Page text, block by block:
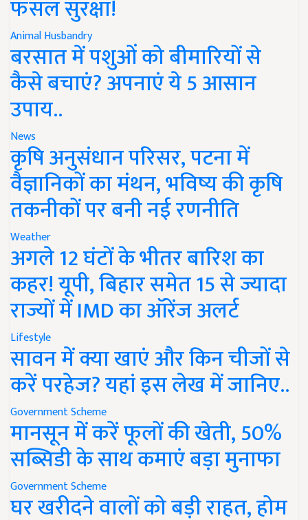
फसल सुरक्षा!
Animal Husbandry
बरसात में पशुओं को बीमारियों से
कैसे बचाएं? अपनाएं ये 5 आसान
उपाय..
News
कृषि अनुसंधान परिसर, पटना में
वैज्ञानिकों का मंथन, भविष्य की कृषि
तकनीकों पर बनी नई रणनीति
Weather
अगले 12 घंटों के भीतर बारिश का
कहर! यूपी, बिहार समेत 15 से ज्यादा
राज्यों में IMD का ऑरेंज अलर्ट
Lifestyle
सावन में क्या खाएं और किन चीजों से
करें परहेज? यहां इस लेख में जानिए..
Government Scheme
मानसून में करें फूलों की खेती, 50%
सब्सिडी के साथ कमाएं बड़ा मुनाफा
Government Scheme
घर खरीदने वालों को बड़ी राहत, होम